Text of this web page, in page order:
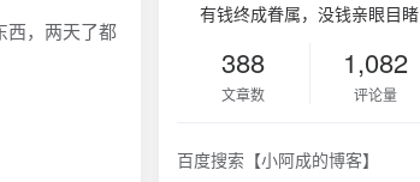
西，两天了都
有钱终成眷属，没钱亲眼目睹
388
文章数
1,082
评论量
百度搜索【小阿成的博客】